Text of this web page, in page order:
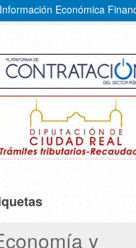
Información Económica
y